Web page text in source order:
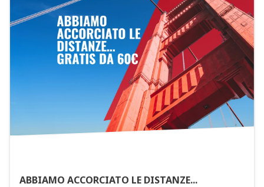
ABBIAMO ACCORCIATO LE DISTANZE...